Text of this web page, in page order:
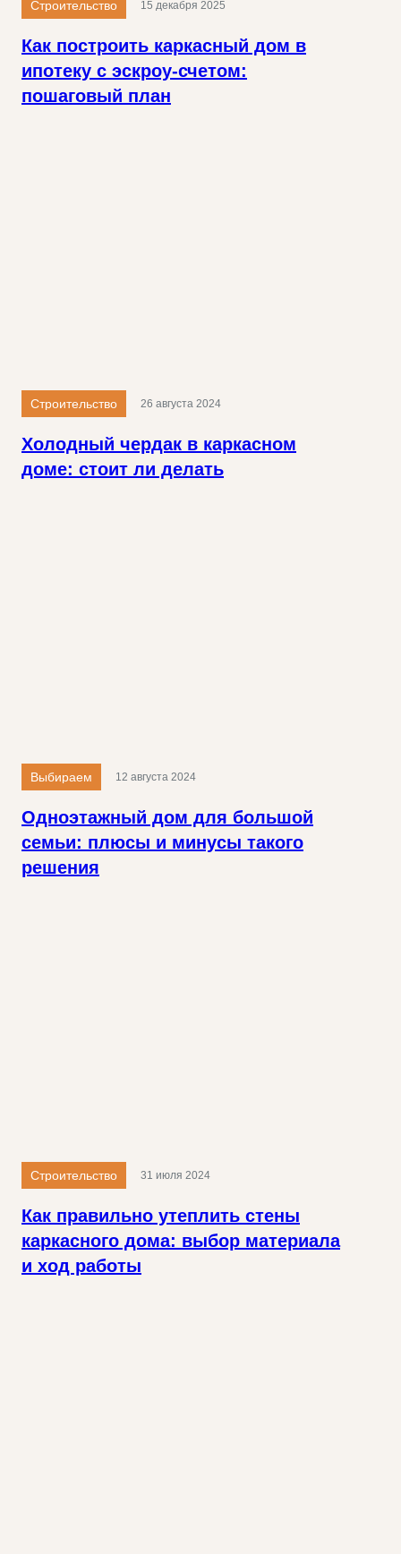
Строительство
Как построить каркасный дом в
ипотеку с эскроу-счетом:
пошаговый план
15 декабря 2025
Строительство
Холодный чердак в каркасном
доме: стоит ли делать
26 августа 2024
Выбираем
Одноэтажный дом для большой
семьи: плюсы и минусы такого
решения
12 августа 2024
Строительство
Как правильно утеплить стены
каркасного дома: выбор материала
и ход работы
31 июля 2024